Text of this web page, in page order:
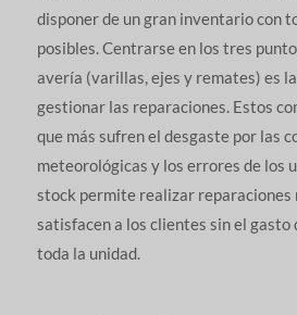
disponer de un gran inventario con
posibles. Centrarse en los tres
avería (varillas, ejes y remates) es
gestionar las reparaciones. Estos
que más sufren el desgaste por las
meteorológicas y los errores de los
stock permite realizar reparaciones
satisfacen a los clientes sin el
toda la unidad.